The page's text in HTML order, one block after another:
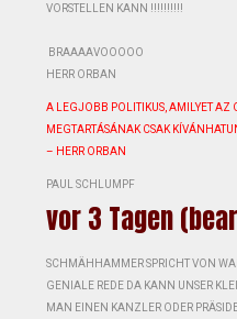
VORSTELLEN KANN !!!!!!!!!!️️
BRAAAAVOOOOO
HERR ORBAN
A LEGJOBB POLITIKUS, AMILYET AZ
MEGTARTÁSÁNAK CSAK
– HERR ORBAN
PAUL SCHLUMPF
vor 3 Tagen
SCHMÄHHAMMER SPRICHT VON
GENIALE REDE ️DA KANN UNSER
MAN EINEN KANZLER ODER